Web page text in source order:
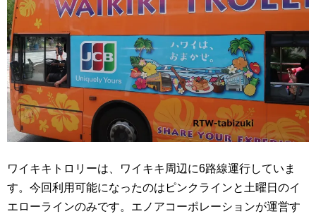
ワイキキトロリーは、ワイキキ周辺に6路線運行していま
す。今回利用可能になったのはピンクラインと土曜日のイ
エローラインのみです。エノアコーポレーションが運営す